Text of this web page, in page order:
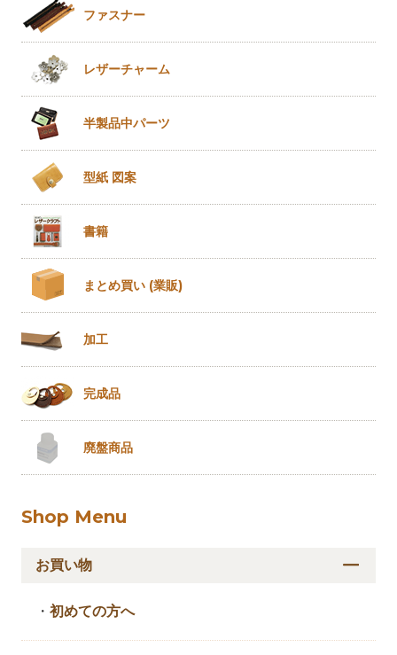
ファスナー
レザーチャーム
半製品中パーツ
型紙 図案
書籍
まとめ買い (業販)
加工
完成品
廃盤商品
Shop Menu
お買い物
・初めての方へ